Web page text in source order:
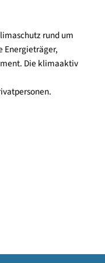
Wie“ zum
erneuerbare
und